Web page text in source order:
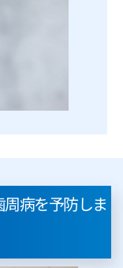
病を予防しま